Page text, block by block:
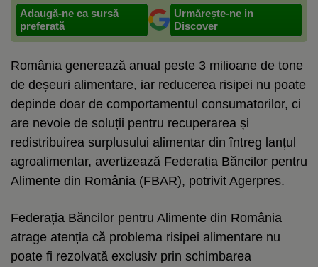
Adaugă-ne ca sursă
preferată
Urmărește-ne in
Discover
România generează anual peste 3 milioane de tone
de deșeuri alimentare, iar reducerea risipei nu poate
depinde doar de comportamentul consumatorilor, ci
are nevoie de soluții pentru recuperarea și
redistribuirea surplusului alimentar din întreg lanțul
agroalimentar, avertizează Federația Băncilor pentru
Alimente din România (FBAR), potrivit Agerpres.
Federația Băncilor pentru Alimente din România
atrage atenția că problema risipei alimentare nu
poate fi rezolvată exclusiv prin schimbarea